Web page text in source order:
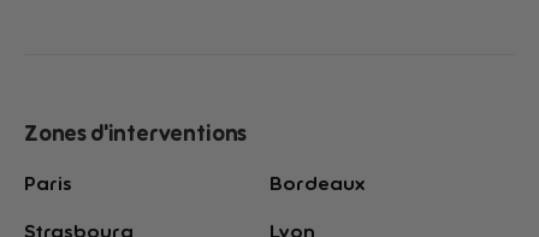
Zones d'interventions
Paris Bordeaux
Strasbourg Lyon